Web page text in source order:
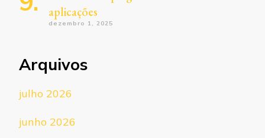
aplicações
dezembro 1, 2025
Arquivos
julho 2026
junho 2026